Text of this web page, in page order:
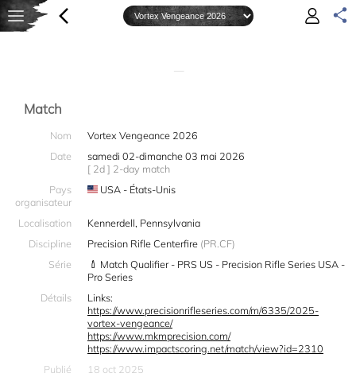
—
Match
Nom
Vortex Vengeance 2026
Date
samedi 02-dimanche 03 mai 2026
[ 2d ] 2-day match
Pays
organisateur
USA - États-Unis
Localisation
Kennerdell, Pennsylvania
Discipline
Precision Rifle Centerfire (PR.CF)
Série
Match Qualifier - PRS US - Precision Rifle Series USA -
Pro Series
Détails
Links:
https://www.precisionrifleseries.com/m/6335/2025-
vortex-vengeance/
https://www.mkmprecision.com/
https://www.impactscoring.net/match/view?id=2310
Publié
18 oct 2025